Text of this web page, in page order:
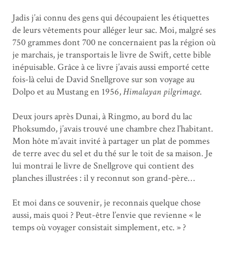
Jadis j’ai connu des gens qui découpaient les étiquettes
de leurs vêtements pour alléger leur sac. Moi, malgré ses
750 grammes dont 700 ne concernaient pas la région où
je marchais, je transportais le livre de Swift, cette bible
inépuisable. Grâce à ce livre j’avais aussi emporté cette
fois-là celui de David Snellgrove sur son voyage au
Dolpo et au Mustang en 1956,Himalayan pilgrimage.
Deux jours après Dunai, à Ringmo, au bord du lac
Phoksumdo, j’avais trouvé une chambre chez l’habitant.
Mon hôte m’avait invité à partager un plat de pommes
de terre avec du sel et du thé sur le toit de sa maison. Je
lui montrai le livre de Snellgrove qui contient des
planches illustrées : il y reconnut son grand-père…
Et moi dans ce souvenir, je reconnais quelque chose
aussi, mais quoi ? Peut-être l’envie que revienne « le
temps où voyager consistait simplement, etc. » ?